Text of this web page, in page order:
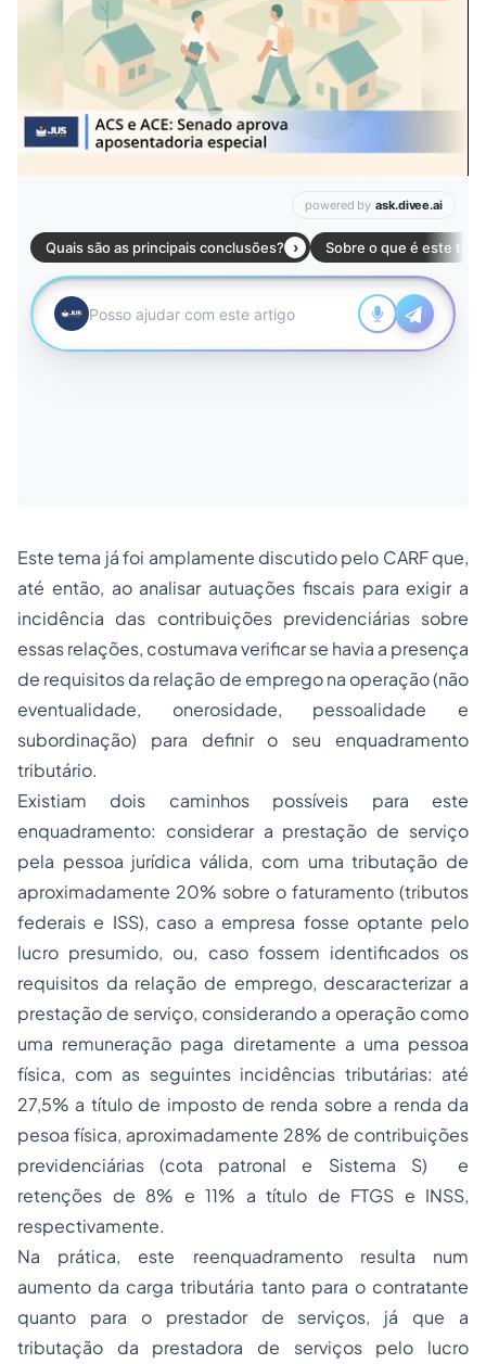
Este tema já foi amplamente discutido pelo CARF que,
até então, ao analisar autuações fiscais para exigir a
incidência das contribuições previdenciárias sobre
essas relações, costumava verificar se havia a presença
de requisitos da relação de emprego na operação (não
eventualidade, onerosidade, pessoalidade e
subordinação) para definir o seu enquadramento
tributário.
Existiam dois caminhos possíveis para este
enquadramento: considerar a prestação de serviço
pela pessoa jurídica válida, com uma tributação de
aproximadamente 20% sobre o faturamento (tributos
federais e ISS), caso a empresa fosse optante pelo
lucro presumido, ou, caso fossem identificados os
requisitos da relação de emprego, descaracterizar a
prestação de serviço, considerando a operação como
uma remuneração paga diretamente a uma pessoa
física, com as seguintes incidências tributárias: até
27,5% a título de imposto de renda sobre a renda da
pesoa física, aproximadamente 28% de contribuições
previdenciárias (cota patronal e Sistema S) e
retenções de 8% e 11% a título de FTGS e INSS,
respectivamente.
Na prática, este reenquadramento resulta num
aumento da carga tributária tanto para o contratante
quanto para o prestador de serviços, já que a
tributação da prestadora de serviços pelo lucro